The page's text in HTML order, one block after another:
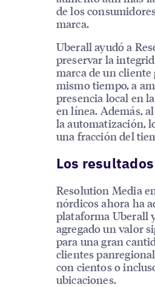
de los
marca.
Uberall ayudó a
preservar la
marca de un cliente
mismo tiempo, a
presencia local en
en línea. Además,
la automatización,
una fracción del
Los resultados
Resolution Media
nórdicos ahora ha
plataforma Uberall
agregado un valor
para una gran
clientes
con cientos o
ubicaciones.